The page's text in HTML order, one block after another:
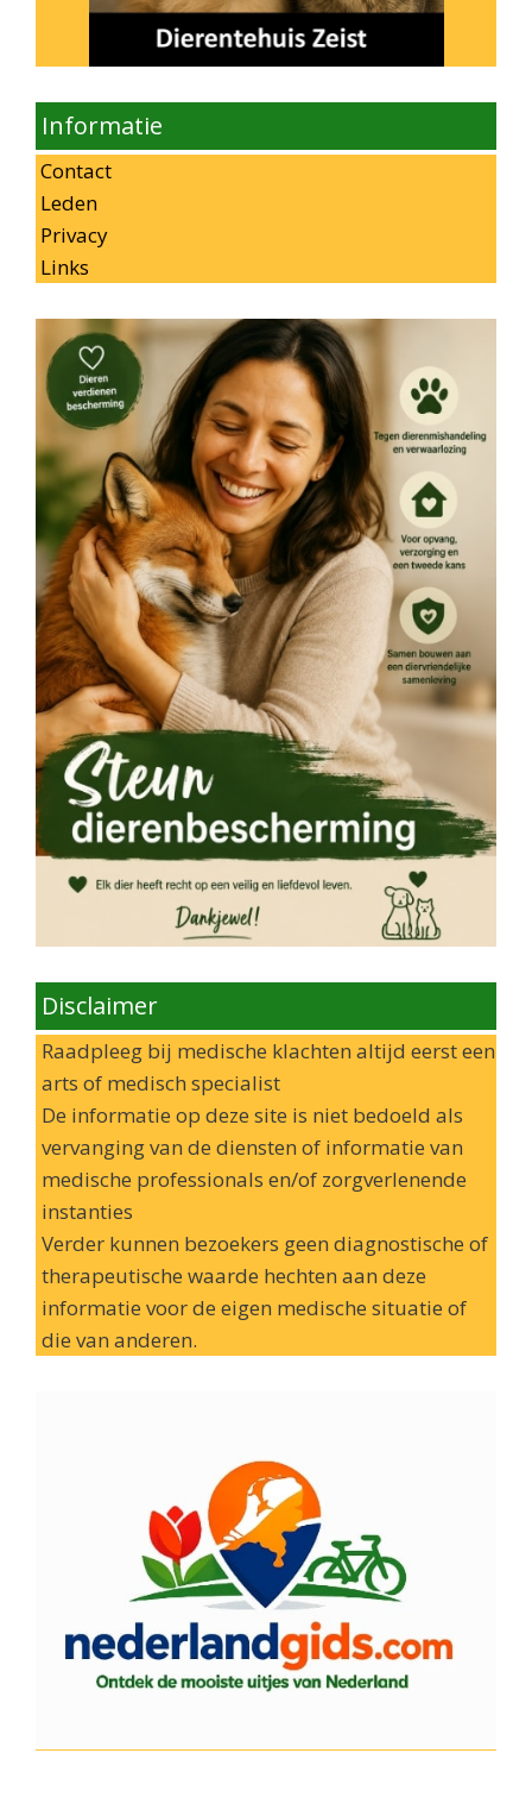
Informatie
Contact
Leden
Privacy
Links
Disclaimer
Raadpleeg bij medische klachten altijd eerst een
arts of medisch specialist
De informatie op deze site is niet bedoeld als
vervanging van de diensten of informatie van
medische professionals en/of zorgverlenende
instanties
Verder kunnen bezoekers geen diagnostische of
therapeutische waarde hechten aan deze
informatie voor de eigen medische situatie of
die van anderen.